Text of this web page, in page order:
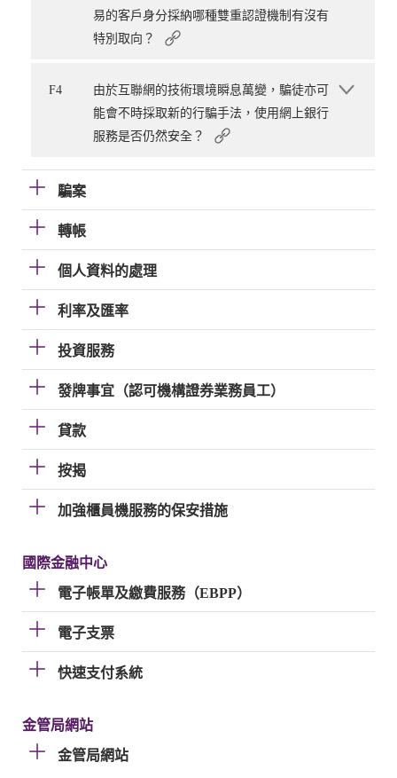
易的客戶身分採納哪種雙重認證機制有沒有
特別取向？
F4
由於互聯網的技術環境瞬息萬變，騙徒亦可
能會不時採取新的行騙手法，使用網上銀行
服務是否仍然安全？
騙案
轉帳
個人資料的處理
利率及匯率
投資服務
發牌事宜（認可機構證券業務員工）
貸款
按揭
加強櫃員機服務的保安措施
國際金融中心
電子帳單及繳費服務（EBPP）
電子支票
快速支付系統
金管局網站
金管局網站